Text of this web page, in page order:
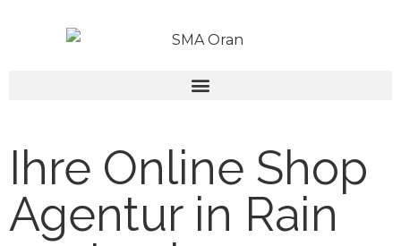
Ihre Online Shop
Agentur in Rain